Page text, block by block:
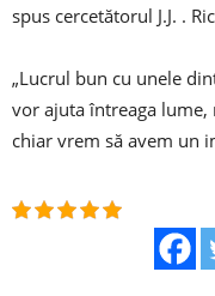
spus cercetătorul J.J. .
„Lucrul bun cu unele
vor ajuta întreaga lume,
chiar vrem să avem un